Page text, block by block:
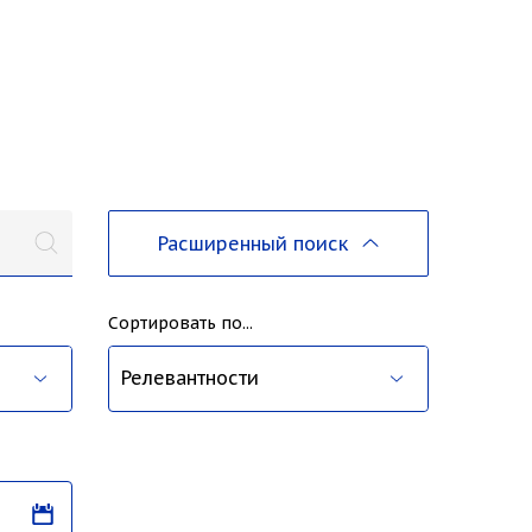
Расширенный поиск
Сортировать по...
Релевантности
Дате публикации